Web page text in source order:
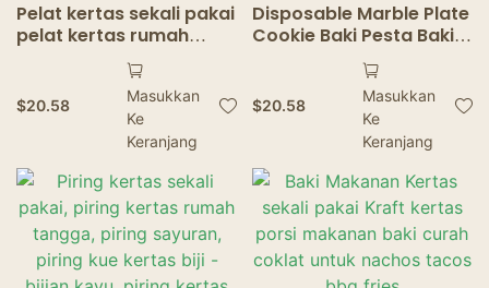
Pelat kertas sekali pakai
pelat kertas rumah
tangga pelat sayuran
kaca piring kue kertas
bertekstur
$20.58
Masukkan
Ke
Keranjang
Disposable Marble Plate
Cookie Baki Pesta Baki
Pernikahan Baki Kertas
Ulang Tahun & Piring
$20.58
Masukkan
Ke
Keranjang